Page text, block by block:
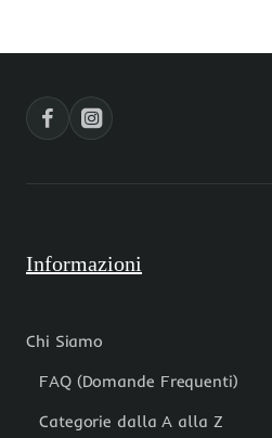
pacco
1
pz
Informazioni
Chi Siamo
FAQ (Domande Frequenti)
Categorie dalla A alla Z